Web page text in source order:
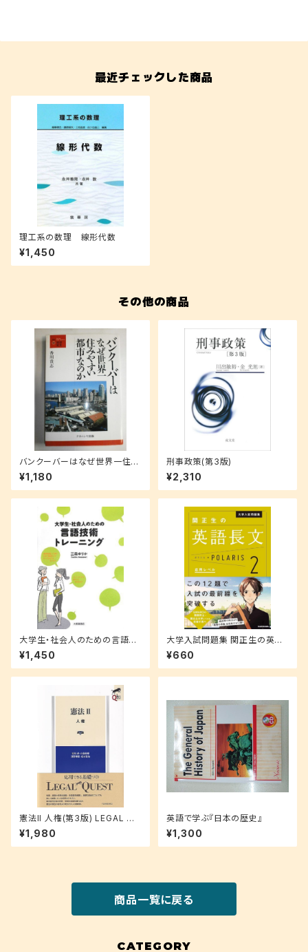
最近チェックした商品
理工系の数理 線形代数
¥1,450
その他の商品
バンクーバーはなぜ世界一住み
やすい都市なのか (叢書・地球
発見)
¥1,180
刑事政策(第3版)
¥2,310
大学生・社会人のための言語技
術トレーニング
¥1,450
大学入試問題集 関正生の英語
長文ポラリス 2 (応用レベル)
¥660
憲法II 人権(第3版) LEGAL QU
EST
¥1,980
英語で学ぶ『日本の歴史』
¥1,300
商品一覧に戻る
CATEGORY